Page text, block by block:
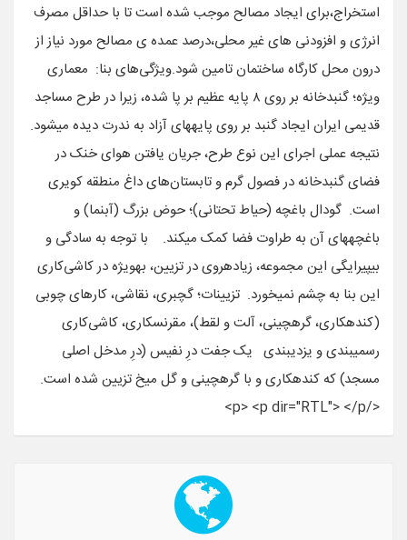
استخراج،برای ایجاد مصالح موجب شده است تا با حداقل مصرف
انرژی و افزودنی های غیر محلی،درصد عمده ی مصالح مورد نیاز از
درون محل کارگاه ساختمان تامین شود.ویژگی‌های بنا: معماری
ویژه؛ گنبدخانه بر روی ۸ پایه عظیم بر پا شده، زیرا در طرح مساجد
قدیمی ایران ایجاد گنبد بر روی پایه‎های آزاد به ندرت دیده می‎شود.
نتیجه عملی اجرای این نوع طرح، جریان یافتن هوای خنک در
فضای گنبدخانه در فصول گرم و تابستان‌های داغ منطقه کویری
است. گودال باغچه (حیاط تحتانی)؛ حوض بزرگ (آب‎نما) و
باغچه‎های آن به طراوت فضا کمک می‎کند. با توجه به سادگی و
بی‎پیرایگی این مجموعه، زیاده‎روی در تزیین، به‎ویژه در کاشی‌کاری
این بنا به چشم نمی‎خورد. تزیینات؛ گچ‎بری، نقاشی، کارهای چوبی
(کنده‎کاری، گره‎چینی، آلت و لقط)، مقرنس‎کاری، کاشی‌کاری
رسمی‎بندی و یزدی‎بندی یک جفت درِ نفیس (درِ مدخل اصلی
مسجد) که کنده‎کاری و با گره‎چینی و گل میخ تزیین شده است.
</p> <p dir="RTL"> </p>